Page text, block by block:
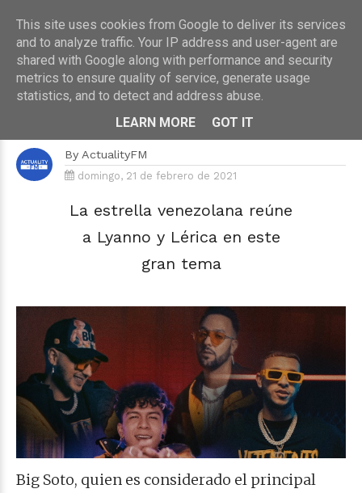
HOME›MÚSICA
Lérica se unen a Big Soto y a
Lyanno para quitarnos el "Estrés"
By ActualityFM
domingo, 21 de febrero de 2021
La estrella venezolana reúne
a Lyanno y Lérica en este
gran tema
Big Soto, quien es considerado el principal
This site uses cookies from Google to deliver its services
and to analyze traffic. Your IP address and user-agent are
shared with Google along with performance and security
metrics to ensure quality of service, generate usage
statistics, and to detect and address abuse.
LEARN MORE
GOT IT